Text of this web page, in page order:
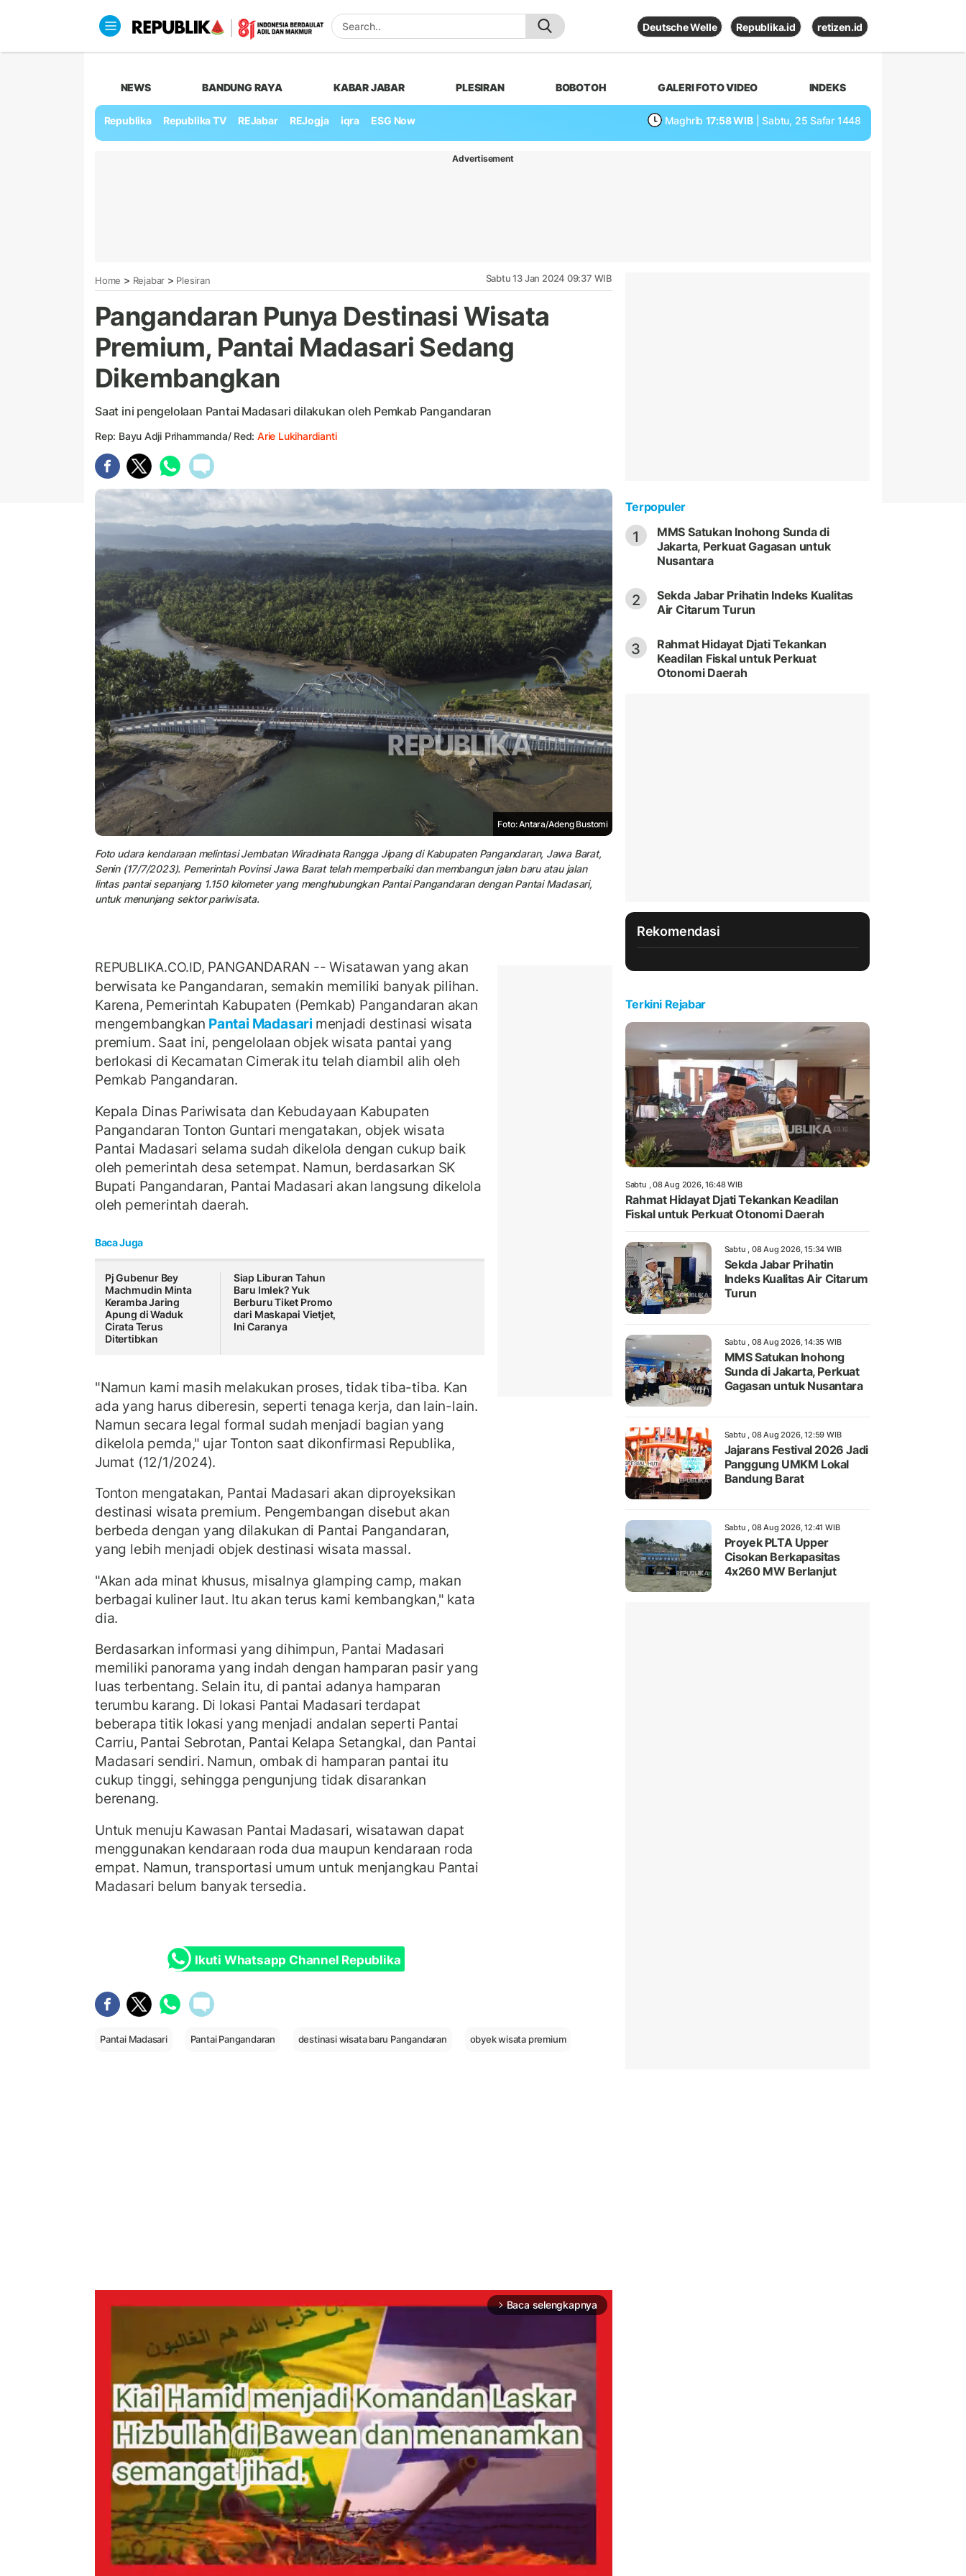
Deutsche Welle Republika.id retizen.id
NEWS BANDUNG RAYA KABAR JABAR PLESIRAN BOBOTOH GALERI FOTO VIDEO INDEKS
Republika Republika TV REJabar REJogja iqra ESG Now Maghrib 17:58 WIB | Sabtu, 25 Safar 1448
Advertisement
Home > Rejabar > Plesiran Sabtu 13 Jan 2024 09:37 WIB
Pangandaran Punya Destinasi Wisata
Premium, Pantai Madasari Sedang
Dikembangkan
Saat ini pengelolaan Pantai Madasari dilakukan oleh Pemkab Pangandaran
Rep: Bayu Adji Prihammanda/ Red:Arie Lukihardianti
Foto: Antara/Adeng Bustomi
Foto udara kendaraan melintasi Jembatan Wiradinata Rangga Jipang di Kabupaten Pangandaran, Jawa Barat,
Senin (17/7/2023). Pemerintah Povinsi Jawa Barat telah memperbaiki dan membangun jalan baru atau jalan
lintas pantai sepanjang 1.150 kilometer yang menghubungkan Pantai Pangandaran dengan Pantai Madasari,
untuk menunjang sektor pariwisata.
REPUBLIKA.CO.ID, PANGANDARAN -- Wisatawan yang akan
berwisata ke Pangandaran, semakin memiliki banyak pilihan.
Karena, Pemerintah Kabupaten (Pemkab) Pangandaran akan
mengembangkan Pantai Madasari menjadi destinasi wisata
premium. Saat ini, pengelolaan objek wisata pantai yang
berlokasi di Kecamatan Cimerak itu telah diambil alih oleh
Pemkab Pangandaran.
Kepala Dinas Pariwisata dan Kebudayaan Kabupaten
Pangandaran Tonton Guntari mengatakan, objek wisata
Pantai Madasari selama sudah dikelola dengan cukup baik
oleh pemerintah desa setempat. Namun, berdasarkan SK
Bupati Pangandaran, Pantai Madasari akan langsung dikelola
oleh pemerintah daerah.
Baca Juga
Pj Gubenur Bey
Machmudin Minta
Keramba Jaring
Apung di Waduk
Cirata Terus
Ditertibkan
Siap Liburan Tahun
Baru Imlek? Yuk
Berburu Tiket Promo
dari Maskapai Vietjet,
Ini Caranya
"Namun kami masih melakukan proses, tidak tiba-tiba. Kan
ada yang harus diberesin, seperti tenaga kerja, dan lain-lain.
Namun secara legal formal sudah menjadi bagian yang
dikelola pemda," ujar Tonton saat dikonfirmasi Republika,
Jumat (12/1/2024).
Tonton mengatakan, Pantai Madasari akan diproyeksikan
destinasi wisata premium. Pengembangan disebut akan
berbeda dengan yang dilakukan di Pantai Pangandaran,
yang lebih menjadi objek destinasi wisata massal.
"Akan ada minat khusus, misalnya glamping camp, makan
berbagai kuliner laut. Itu akan terus kami kembangkan," kata
dia.
Berdasarkan informasi yang dihimpun, Pantai Madasari
memiliki panorama yang indah dengan hamparan pasir yang
luas terbentang. Selain itu, di pantai adanya hamparan
terumbu karang. Di lokasi Pantai Madasari terdapat
beberapa titik lokasi yang menjadi andalan seperti Pantai
Carriu, Pantai Sebrotan, Pantai Kelapa Setangkal, dan Pantai
Madasari sendiri. Namun, ombak di hamparan pantai itu
cukup tinggi, sehingga pengunjung tidak disarankan
berenang.
Untuk menuju Kawasan Pantai Madasari, wisatawan dapat
menggunakan kendaraan roda dua maupun kendaraan roda
empat. Namun, transportasi umum untuk menjangkau Pantai
Madasari belum banyak tersedia.
Ikuti Whatsapp Channel Republika
Pantai Madasari Pantai Pangandaran destinasi wisata baru Pangandaran obyek wisata premium
arrow_forward_ios Baca selengkapnya
Terpopuler
1
MMS Satukan Inohong Sunda di
Jakarta, Perkuat Gagasan untuk
Nusantara
2
Sekda Jabar Prihatin Indeks Kualitas
Air Citarum Turun
3
Rahmat Hidayat Djati Tekankan
Keadilan Fiskal untuk Perkuat
Otonomi Daerah
Rekomendasi
Terkini Rejabar
Sabtu , 08 Aug 2026, 16:48 WIB
Rahmat Hidayat Djati Tekankan Keadilan
Fiskal untuk Perkuat Otonomi Daerah
Sabtu , 08 Aug 2026, 15:34 WIB
Sekda Jabar Prihatin
Indeks Kualitas Air Citarum
Turun
Sabtu , 08 Aug 2026, 14:35 WIB
MMS Satukan Inohong
Sunda di Jakarta, Perkuat
Gagasan untuk Nusantara
Sabtu , 08 Aug 2026, 12:59 WIB
Jajarans Festival 2026 Jadi
Panggung UMKM Lokal
Bandung Barat
Sabtu , 08 Aug 2026, 12:41 WIB
Proyek PLTA Upper
Cisokan Berkapasitas
4x260 MW Berlanjut